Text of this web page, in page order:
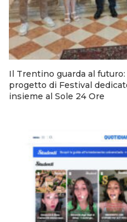
Il Trentino guarda al
progetto di Festival
insieme al Sole 24 Ore